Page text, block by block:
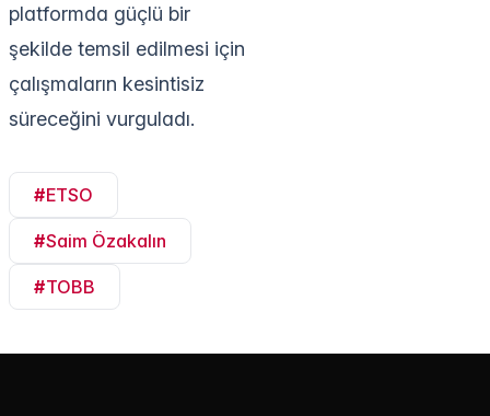
platformda güçlü bir
şekilde temsil edilmesi için
çalışmaların kesintisiz
süreceğini vurguladı.
#ETSO
#Saim Özakalın
#TOBB